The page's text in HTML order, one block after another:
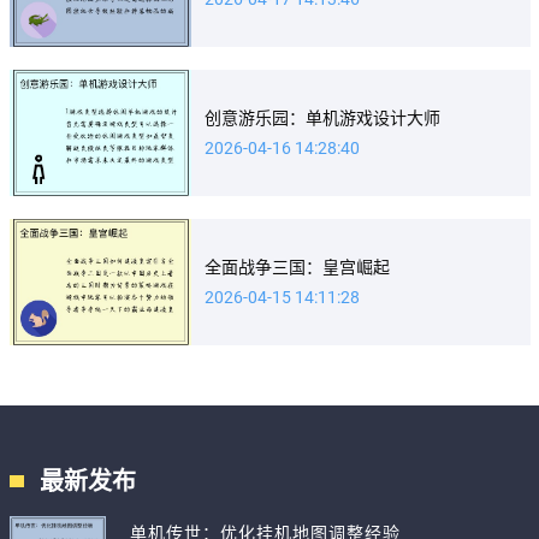
创意游乐园：单机游戏设计大师
2026-04-16 14:28:40
全面战争三国：皇宫崛起
2026-04-15 14:11:28
最新发布
单机传世：优化挂机地图调整经验